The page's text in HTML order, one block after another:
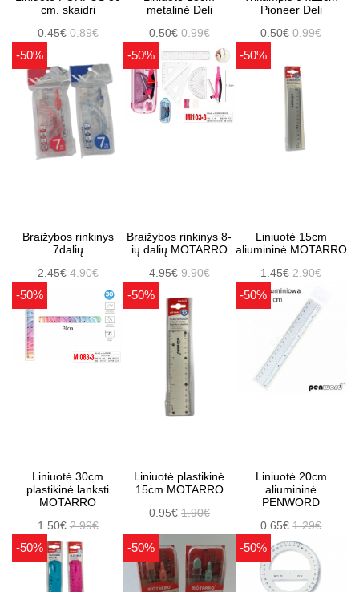
cm. skaidri
0.45€0.89€
metalinė Deli
0.50€ 0.99€
Pioneer Deli
0.50€0.99€
-50%
Braižybos rinkinys
7dalių
2.45€4.90€
-50%
Braižybos rinkinys 8-
ių dalių MOTARRO
4.95€ 9.90€
-50%
Liniuotė 15cm
aliumininė MOTARRO
1.45€2.90€
-50%
Liniuotė 30cm
plastikinė lanksti
MOTARRO
1.50€2.99€
-50%
Liniuotė plastikinė
15cm MOTARRO
0.95€ 1.90€
-50%
Liniuotė 20cm
aliumininė
PENWORD
0.65€1.29€
-50% -50% -50%